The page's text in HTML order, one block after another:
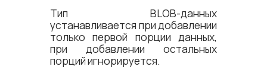
Тип BLOB-данных
устанавливается при добавлении
только первой порции данных,
при добавлении остальных
порций игнорируется.